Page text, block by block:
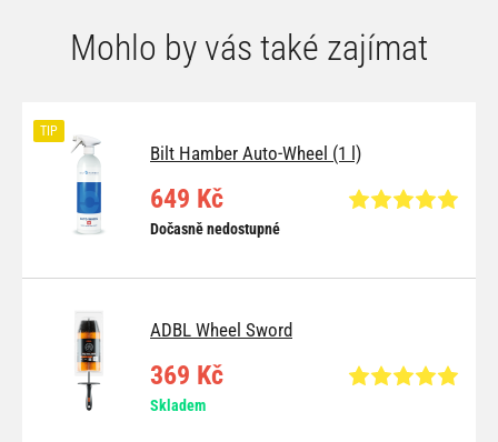
Mohlo by vás také zajímat
Bilt Hamber Auto-Wheel (1 l)
TIP
649 Kč
Dočasně nedostupné
ADBL Wheel Sword
369 Kč
Skladem